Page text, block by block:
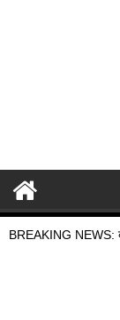
BREAKING NEWS: